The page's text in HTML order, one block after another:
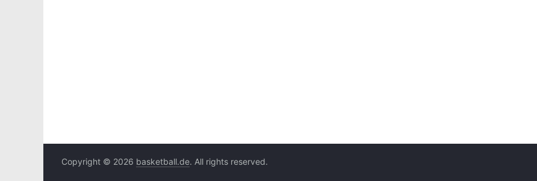
Copyright © 2026 basketball.de. All rights reserved.